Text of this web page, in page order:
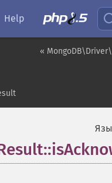
Help
«